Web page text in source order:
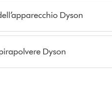
Dyson
Dyson